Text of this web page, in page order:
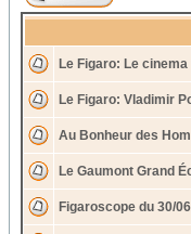
Le Figaro: Le
Le Figaro: Vladimir
Au Bonheur des
Le Gaumont Grand
Figaroscope du 30/